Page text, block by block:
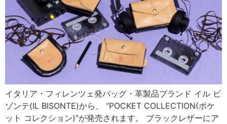
イタリア・フィレンツェ発バッグ・革製品ブランド イル ビ
ゾンテ(IL BISONTE)から、 “POCKET COLLECTION(ポケ
ット コレクション)”が発売されます。 ブラックレザーにア